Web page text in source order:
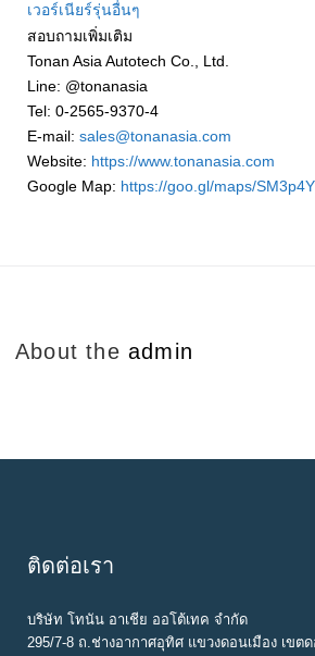
เวอร์เนียร์รุ่นอื่นๆ
สอบถามเพิ่มเติม
Tonan Asia Autotech Co., Ltd.
Line: @tonanasia
Tel: 0-2565-9370-4
E-mail: sales@tonanasia.com
Website: https://www.tonanasia.com
Google Map: https://goo.gl/maps/
About the admin
ติดต่อเรา
บริษัท โทนัน อาเชีย ออโต้เทค จำกัด
295/7-8 ถ.ช่างอากาศอุทิศ แขวงดอนเมือง เขต